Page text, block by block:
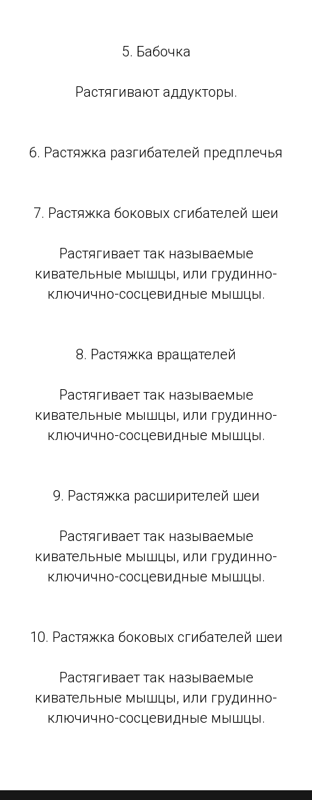
5. Бабочка
Растягивают аддукторы.
6. Растяжка разгибателей предплечья
7. Растяжка боковых сгибателей шеи
Растягивает так называемые
кивательные мышцы, или грудинно-
ключично-сосцевидные мышцы.
8. Растяжка вращателей
Растягивает так называемые
кивательные мышцы, или грудинно-
ключично-сосцевидные мышцы.
9. Растяжка расширителей шеи
Растягивает так называемые
кивательные мышцы, или грудинно-
ключично-сосцевидные мышцы.
10. Растяжка боковых сгибателей шеи
Растягивает так называемые
кивательные мышцы, или грудинно-
ключично-сосцевидные мышцы.